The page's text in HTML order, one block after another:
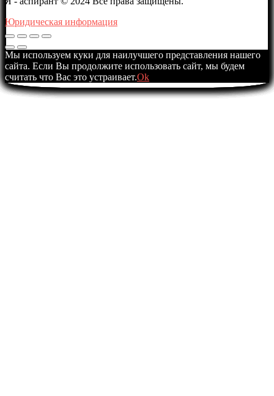
Юридическая информация
Мы используем куки для наилучшего представления нашего
сайта. Если Вы продолжите использовать сайт, мы будем
считать что Вас это устраивает.Ok